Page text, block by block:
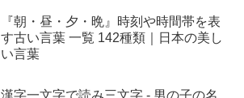
『朝・昼・夕・晩』時刻や時間帯を表
す古い言葉 一覧 142種類｜日本の美し
い言葉
漢字一文字で読み三文字 - 男の子の名